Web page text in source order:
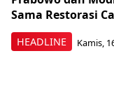
HEADLINE
Sama Restorasi
Kamis,